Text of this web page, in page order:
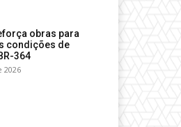
obras para
condições de
364
2026